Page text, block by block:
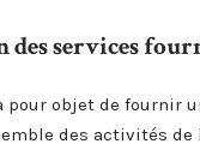
des services
pour objet de fournir
des activités de